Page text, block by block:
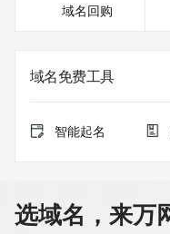
域名回购
域名免费工具
智能起名
选域名，来万